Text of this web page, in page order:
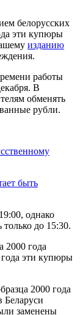
белорусских
эти купюры
изданию
работы
В
обменять
рубли.
быть
однако
до 15:30.
2000 года
года эти купюры
2000 года
Беларуси
заменены